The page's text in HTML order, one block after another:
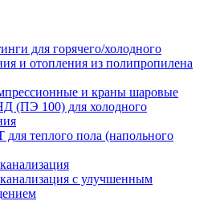
для горячего/холодного
и отопления из полипропилена
и краны шаровые
(ПЭ 100) для холодного
для теплого пола (напольного
с улучшенным